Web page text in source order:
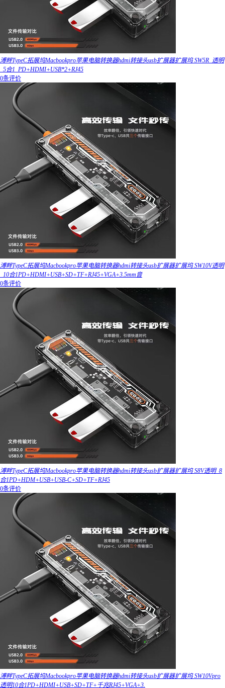
溥畔TypeC拓展坞Macbookpro苹果电脑转换器hdmi转接头usb扩展器扩展坞 SW5R_透明
_5合1_PD+HDMI+USB*2+RJ45
0条评价
溥畔TypeC拓展坞Macbookpro苹果电脑转换器hdmi转接头usb扩展器扩展坞 SW10V透明
_10合1PD+HDMI+USB+SD+TF+RJ45+VGA+3.5mm音
0条评价
溥畔TypeC拓展坞Macbookpro苹果电脑转换器hdmi转接头usb扩展器扩展坞 S8V透明_8
合1PD+HDM+USB+USB-C+SD+TF+RJ45
0条评价
溥畔TypeC拓展坞Macbookpro苹果电脑转换器hdmi转接头usb扩展器扩展坞 SW10Vpro
透明10合1PD+HDMI+USB+SD+TF+千兆RJ45+VGA+3.